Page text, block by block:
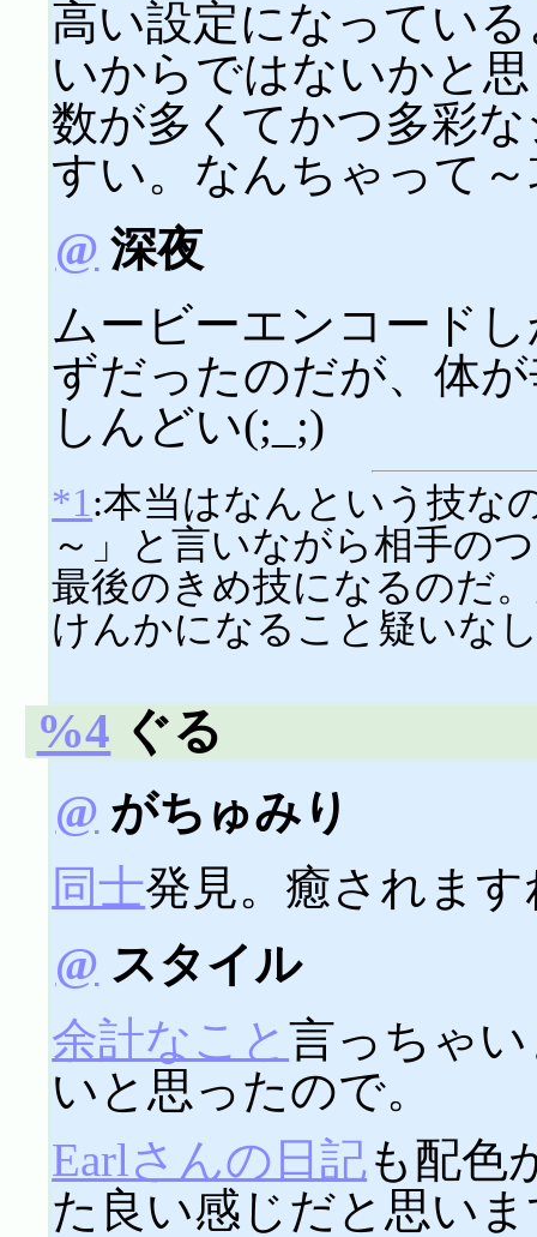
高い設定になってい
いからではないかと
数が多くてかつ多彩
すい。なんちゃって
@ 深夜
ムービーエンコード
ずだったのだが、体
しんどい(;_;)
*1:本当はなんという技な
～」と言いながら相手の
最後のきめ技になるのだ
けんかになること疑いな
%4 ぐる
@ がちゅみり
同士発見。癒されます
@ スタイル
余計なこと言っちゃ
いと思ったので。
Earlさんの日記も配色
た良い感じだと思い